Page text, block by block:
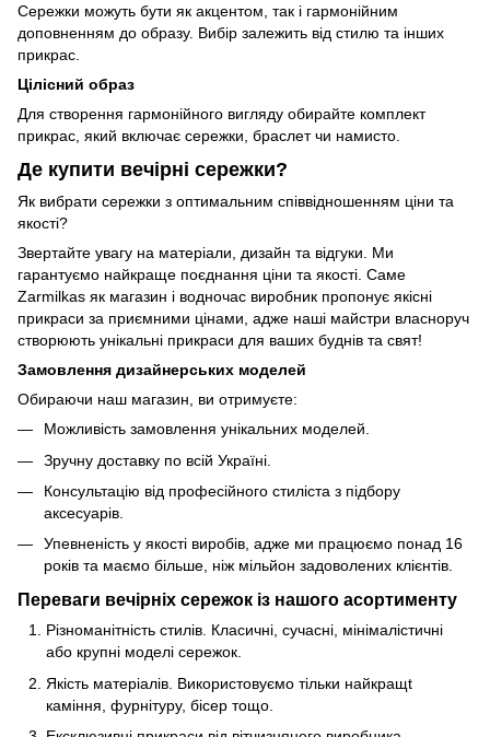
Сережки можуть бути як акцентом, так і гармонійним
доповненням до образу. Вибір залежить від стилю та інших
прикрас.
Цілісний образ
Для створення гармонійного вигляду обирайте комплект
прикрас, який включає сережки, браслет чи намисто.
Де купити вечірні сережки?
Як вибрати сережки з оптимальним співвідношенням ціни та
якості?
Звертайте увагу на матеріали, дизайн та відгуки. Ми
гарантуємо найкраще поєднання ціни та якості. Саме
Zarmilkas як магазин і водночас виробник пропонує якісні
прикраси за приємними цінами, адже наші майстри власноруч
створюють унікальні прикраси для ваших буднів та свят!
Замовлення дизайнерських моделей
Обираючи наш магазин, ви отримуєте:
Можливість замовлення унікальних моделей.
Зручну доставку по всій Україні.
Консультацію від професійного стиліста з підбору
аксесуарів.
Упевненість у якості виробів, адже ми працюємо понад 16
років та маємо більше, ніж мільйон задоволених клієнтів.
Переваги вечірніх сережок із нашого асортименту
Різноманітність стилів. Класичні, сучасні, мінімалістичні
або крупні моделі сережок.
Якість матеріалів. Використовуємо тільки найкращt
каміння, фурнітуру, бісер тощо.